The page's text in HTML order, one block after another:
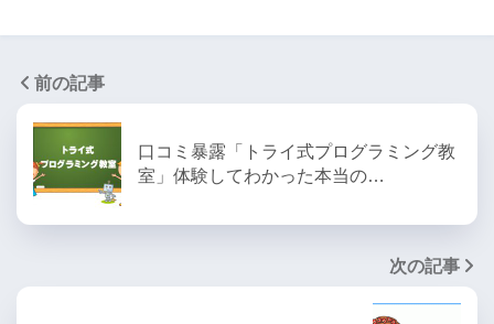
前の記事
口コミ暴露「トライ式プログラミング教
室」体験してわかった本当の…
次の記事